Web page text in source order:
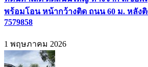
พร้อมโอน หน้ากว้างติด ถนน 60 ม. หลังติ
7579858
1 พฤษภาคม 2026